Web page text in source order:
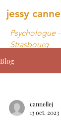
jessy
Psychologue
Strasbourg
Blog
cannellej
13 oct. 2023